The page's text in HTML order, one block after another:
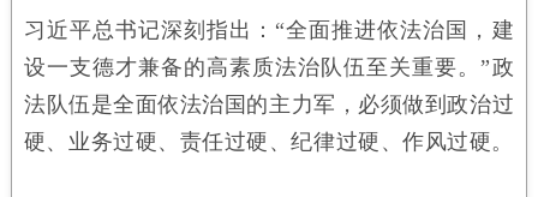
习近平总书记深刻指出：“全面推进依法治国，建
设一支德才兼备的高素质法治队伍至关重要。”政
法队伍是全面依法治国的主力军，必须做到政治过
硬、业务过硬、责任过硬、纪律过硬、作风过硬。